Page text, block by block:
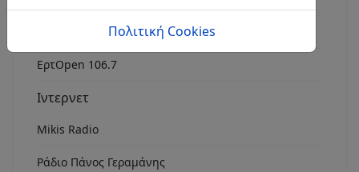
Rock Fm Chania
ΕρτOpen 106.7
Ιντερνετ
Mikis Radio
Ράδιο Πάνος Γεραμάνης
Πολιτική Cookies